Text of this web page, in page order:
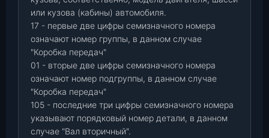
или кузова (кабины) автомобиля.
17 - первые две цифры семизначного номера
означают номер группы, в данном случае
"Коробка передач"
01 - вторые две цифры семизначного номера
означают номер подгруппы, в данном случае
"Коробка передач"
105 - последние три цифры семизначного номера
указывают порядковый номер детали, в данном
случае "Вал вторичный".